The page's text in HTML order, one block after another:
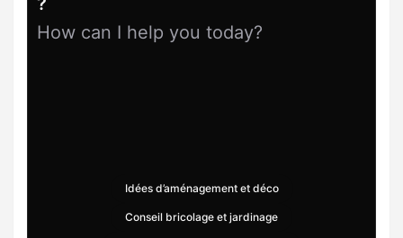
How can I help you today?
Idées d’aménagement et déco
Conseil bricolage et jardinage